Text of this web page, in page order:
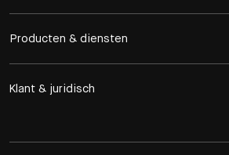
Producten & diensten
Klant & juridisch